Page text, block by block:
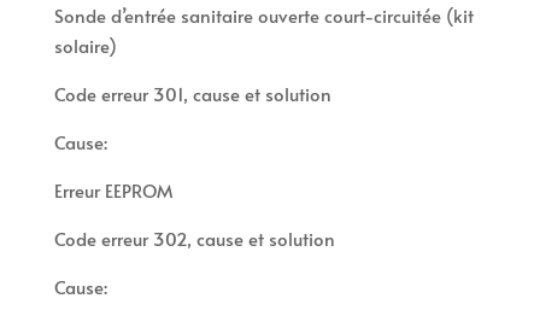
Sonde d’entrée sanitaire ouverte court-circuitée (kit
solaire)
Code erreur 301, cause et solution
Cause:
Erreur EEPROM
Code erreur 302, cause et solution
Cause: